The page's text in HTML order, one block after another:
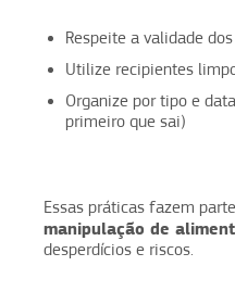
Respeite a validade
Utilize recipientes
Organize por tipo e
primeiro que sai)
Essas práticas fazem
manipulação de
desperdícios e riscos.